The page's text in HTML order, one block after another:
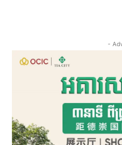
-